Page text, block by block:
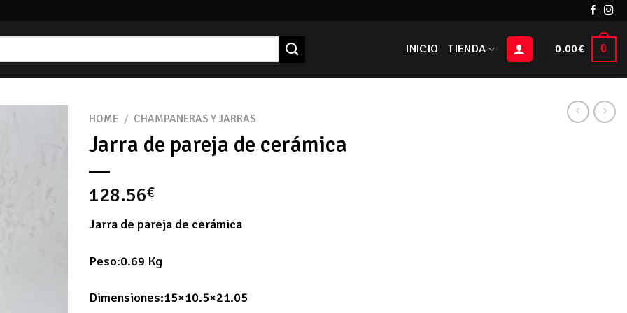
INICIO TIENDA 0.00€ 0
HOME / CHAMPANERAS Y JARRAS
Jarra de pareja de cerámica
128.56€
Jarra de pareja de cerámica
Peso:0.69 Kg
Dimensiones:15×10.5×21.05